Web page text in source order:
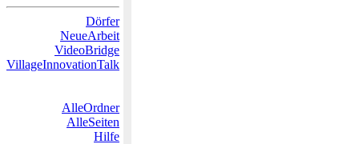
Dörfer
NeueArbeit
VideoBridge
VillageInnovationTalk
AlleOrdner
AlleSeiten
Hilfe